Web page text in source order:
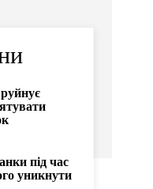
під час
уникнути